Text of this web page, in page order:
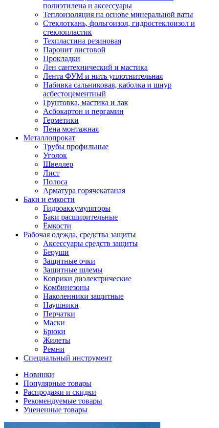
полиэтилена и аксессуары
Теплоизоляция на основе минеральной ваты
Стеклоткань, фольгоизол, гидростеклоизол и
стеклопластик
Техпластина резиновая
Паронит листовой
Прокладки
Лен сантехнический и мастика
Лента ФУМ и нить уплотнительная
Набивка сальниковая, каболка и шнур
асбестоцементный
Грунтовка, мастика и лак
Асбокартон и пергамин
Герметики
Пена монтажная
Металлопрокат
Трубы профильные
Уголок
Швеллер
Лист
Полоса
Арматура горячекатаная
Баки и емкости
Гидроаккумуляторы
Баки расширительные
Ёмкости
Рабочая одежда, средства защиты
Аксессуары средств защиты
Беруши
Защитные очки
Защитные шлемы
Коврики диэлектрические
Комбинезоны
Наколенники защитные
Наушники
Перчатки
Маски
Брюки
Жилеты
Ремни
Специальный инструмент
Новинки
Популярные товары
Распродажи и скидки
Рекомендуемые товары
Уцененные товары